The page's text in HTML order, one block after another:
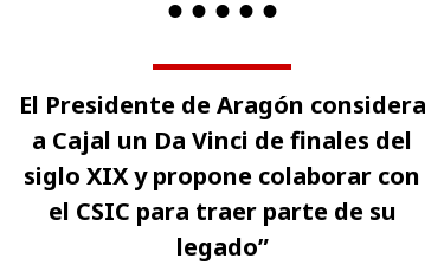
El Presidente de Aragón considera
a Cajal un Da Vinci de finales del
siglo XIX y propone colaborar con
el CSIC para traer parte de su
legado”